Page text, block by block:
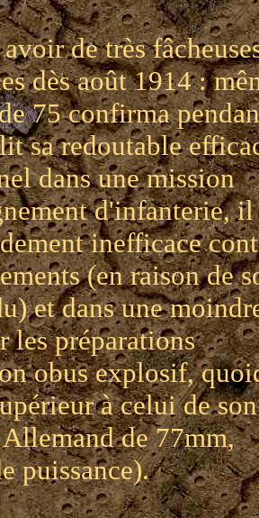
de très
dès août 1914 :
75 confirma
sa redoutable
dans une mission
d'infanterie, il
inefficace
(en raison de
et dans une
les préparations
obus explosif,
à celui de son
de 77mm,
puissance).